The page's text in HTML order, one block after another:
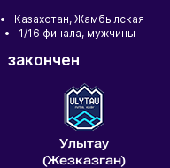
Казахстан, Жамбылская
1/16 финала, мужчины
закончен
Улытау
(Жезказган)